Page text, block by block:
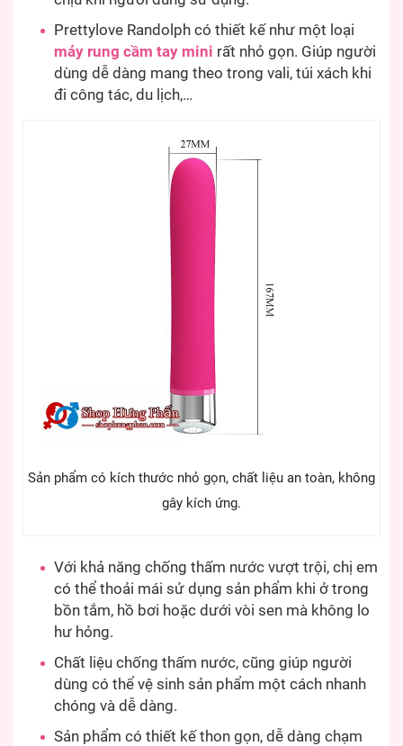
Prettylove Randolph có thiết kế như một loại
máy rung cầm tay mini rất nhỏ gọn. Giúp người
dùng dễ dàng mang theo trong vali, túi xách khi
đi công tác, du lịch,…
Sản phẩm có kích thước nhỏ gọn, chất liệu an toàn, không
gây kích ứng.
Với khả năng chống thấm nước vượt trội, chị em
có thể thoải mái sử dụng sản phẩm khi ở trong
bồn tắm, hồ bơi hoặc dưới vòi sen mà không lo
hư hỏng.
Chất liệu chống thấm nước, cũng giúp người
dùng có thể vệ sinh sản phẩm một cách nhanh
chóng và dễ dàng.
Sản phẩm có thiết kế thon gọn, dễ dàng chạm